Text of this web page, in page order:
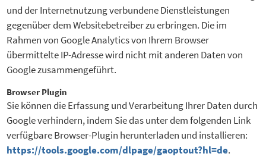
und der Internetnutzung verbundene Dienstleistungen
gegenüber dem Websitebetreiber zu erbringen. Die im
Rahmen von Google Analytics von Ihrem Browser
übermittelte IP-Adresse wird nicht mit anderen Daten von
Google zusammengeführt.
Browser Plugin
Sie können die Erfassung und Verarbeitung Ihrer Daten durch
Google verhindern, indem Sie das unter dem folgenden Link
verfügbare Browser-Plugin herunterladen und installieren:
https://tools.google.com/dlpage/gaoptout?hl=de.